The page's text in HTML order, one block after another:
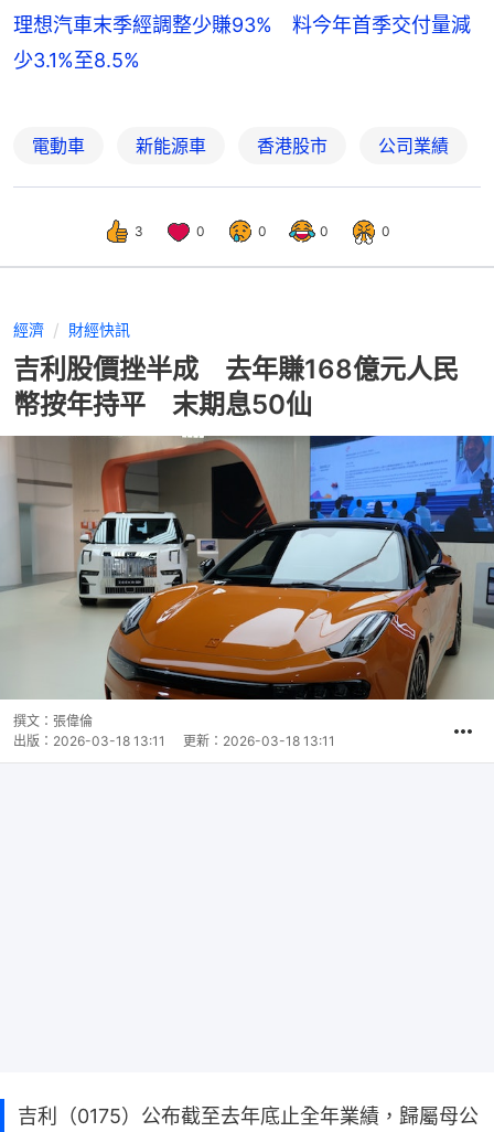
理想汽車末季經調整少賺93% 料今年首季交付量減
少3.1%至8.5%
電動車 新能源車 香港股市 公司業績
3 0 0 0 0
經濟 財經快訊
吉利股價挫半成 去年賺168億元人民
幣按年持平 末期息50仙
撰文： 張偉倫
出版： 2026-03-18 13:11 更新： 2026-03-18 13:11
吉利（0175）公布截至去年底止全年業績，歸屬母公